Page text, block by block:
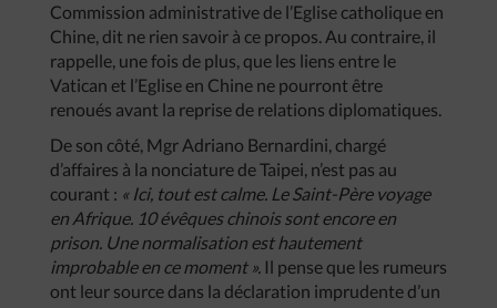
Commission administrative de l’Eglise catholique en
Chine, dit ne rien savoir à ce propos. Au contraire, il
rappelle, une fois de plus, que les liens entre le
Vatican et l’Eglise en Chine ne pourront être
renoués avant la reprise de relations diplomatiques.
De son côté, Mgr Adriano Bernardini, chargé
d’affaires à la nonciature de Taipei, n’est pas au
courant : « Ici, tout est calme. Le Saint-Père voyage
en Afrique. 10 évêques chinois sont encore en
prison. Une normalisation est hautement
improbable en ce moment ». Il pense que les rumeurs
ont leur source dans la déclaration imprudente d’un